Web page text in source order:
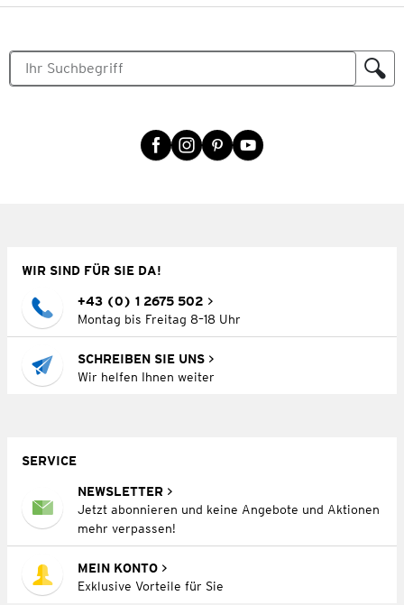
WIR SIND FÜR SIE DA!
+43 (0) 1 2675 502
Montag bis Freitag 8–18 Uhr
SCHREIBEN SIE UNS
Wir helfen Ihnen weiter
SERVICE
NEWSLETTER
Jetzt abonnieren und keine Angebote und Aktionen
mehr verpassen!
MEIN KONTO
Exklusive Vorteile für Sie